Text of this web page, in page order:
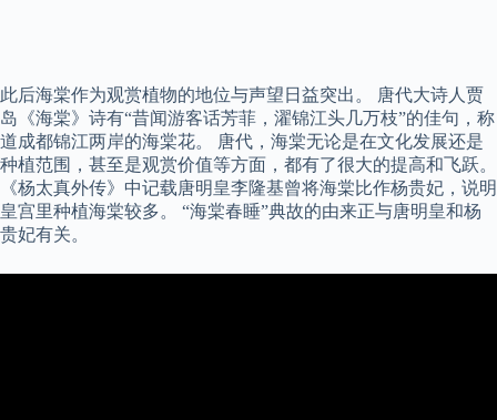
此后海棠作为观赏植物的地位与声望日益突出。 唐代大诗人贾
岛《海棠》诗有“昔闻游客话芳菲，濯锦江头几万枝”的佳句，称
道成都锦江两岸的海棠花。 唐代，海棠无论是在文化发展还是
种植范围，甚至是观赏价值等方面，都有了很大的提高和飞跃。
《杨太真外传》中记载唐明皇李隆基曾将海棠比作杨贵妃，说明
皇宫里种植海棠较多。 “海棠春睡”典故的由来正与唐明皇和杨
贵妃有关。